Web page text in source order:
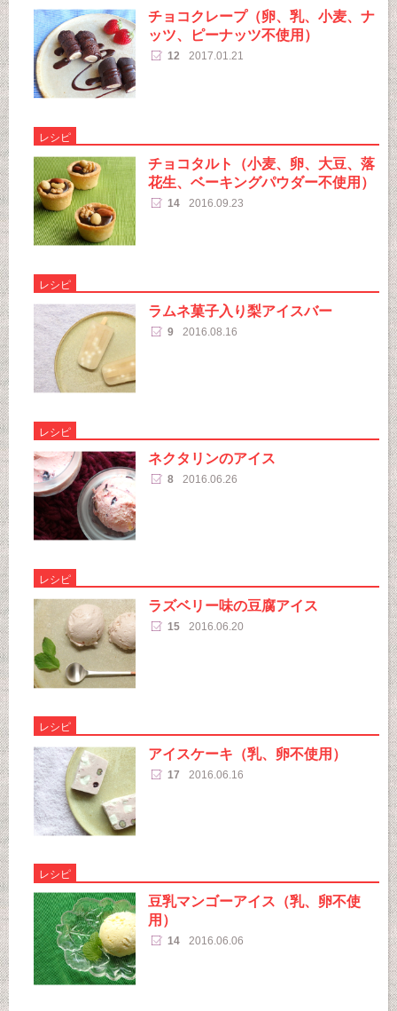
チョコクレープ（卵、乳、小麦、ナ
ッツ、ピーナッツ不使用）
12 2017.01.21
レシピ
チョコタルト（小麦、卵、大豆、落
花生、ベーキングパウダー不使用）
14 2016.09.23
レシピ
ラムネ菓子入り梨アイスバー
9 2016.08.16
レシピ
ネクタリンのアイス
8 2016.06.26
レシピ
ラズベリー味の豆腐アイス
15 2016.06.20
レシピ
アイスケーキ（乳、卵不使用）
17 2016.06.16
レシピ
豆乳マンゴーアイス（乳、卵不使
用）
14 2016.06.06